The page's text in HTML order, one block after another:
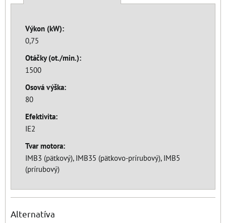
Výkon (kW):
0,75
Otáčky (ot./min.):
1500
Osová výška:
80
Efektivita:
IE2
Tvar motora:
IMB3 (pätkový), IMB35 (pätkovo-prírubový), IMB5
(prírubový)
Alternatíva